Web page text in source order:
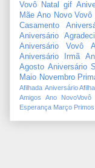
Vovô
Natal gif
Mãe Ano Novo Vovô
Casamento
Aniversário
Aniversário Vovô
Aniversário Irmã
Agosto Aniversário
Maio Novembro
Afilhada Aniversário
Amigos
Ano NovoVovô
Esperança Março Primos